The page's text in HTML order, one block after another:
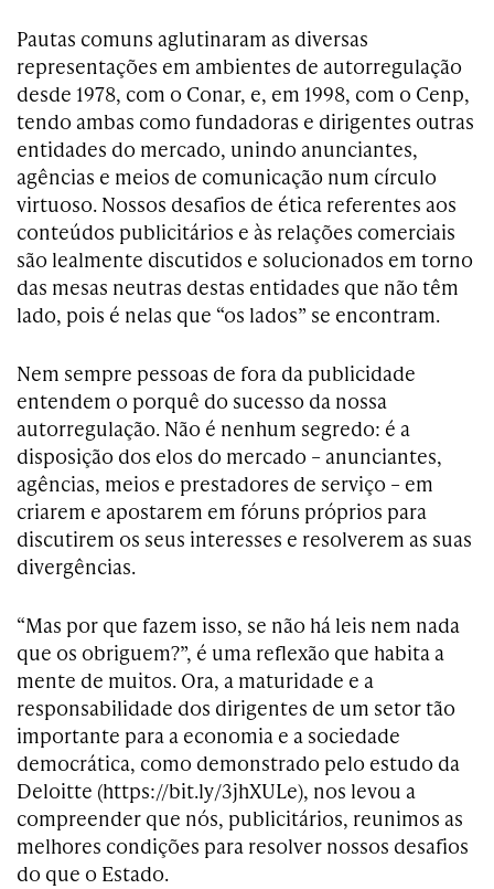
Pautas comuns aglutinaram as diversas
representações em ambientes de autorregulação
desde 1978, com o Conar, e, em 1998, com o Cenp,
tendo ambas como fundadoras e dirigentes outras
entidades do mercado, unindo anunciantes,
agências e meios de comunicação num círculo
virtuoso. Nossos desafios de ética referentes aos
conteúdos publicitários e às relações comerciais
são lealmente discutidos e solucionados em torno
das mesas neutras destas entidades que não têm
lado, pois é nelas que “os lados” se encontram.
Nem sempre pessoas de fora da publicidade
entendem o porquê do sucesso da nossa
autorregulação. Não é nenhum segredo: é a
disposição dos elos do mercado – anunciantes,
agências, meios e prestadores de serviço – em
criarem e apostarem em fóruns próprios para
discutirem os seus interesses e resolverem as suas
divergências.
“Mas por que fazem isso, se não há leis nem nada
que os obriguem?”, é uma reflexão que habita a
mente de muitos. Ora, a maturidade e a
responsabilidade dos dirigentes de um setor tão
importante para a economia e a sociedade
democrática, como demonstrado pelo estudo da
Deloitte (https://bit.ly/3jhXULe), nos levou a
compreender que nós, publicitários, reunimos as
melhores condições para resolver nossos desafios
do que o Estado.